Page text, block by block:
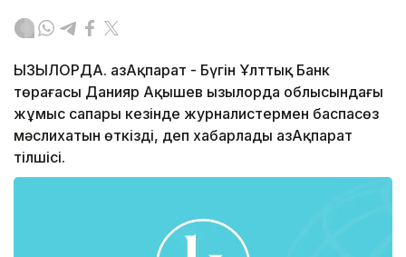
ҚЫЗЫЛОРДА. ҚазАқпарат - Бүгін Ұлттық Банк
төрағасы Данияр Ақышев Қызылорда облысындағы
жұмыс сапары кезінде журналистермен баспасөз
мәслихатын өткізді, деп хабарлады ҚазАқпарат
тілшісі.